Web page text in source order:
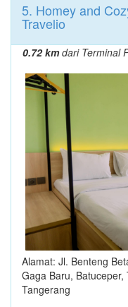
5. Homey and
Travelio
0.72 kmdari Terminal
Alamat: Jl. Benteng
Gaga Baru,
Tangerang